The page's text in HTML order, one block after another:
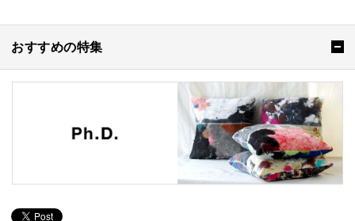
おすすめの特集